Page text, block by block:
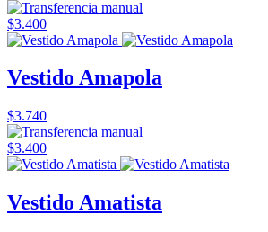
$3.400
Vestido Amapola
$3.740
$3.400
Vestido Amatista